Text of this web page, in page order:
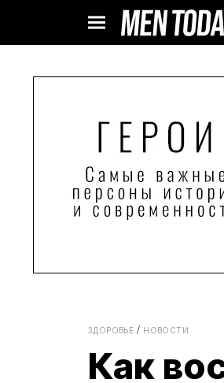
ЗДОРОВЬЕ НОВОСТИ
Как